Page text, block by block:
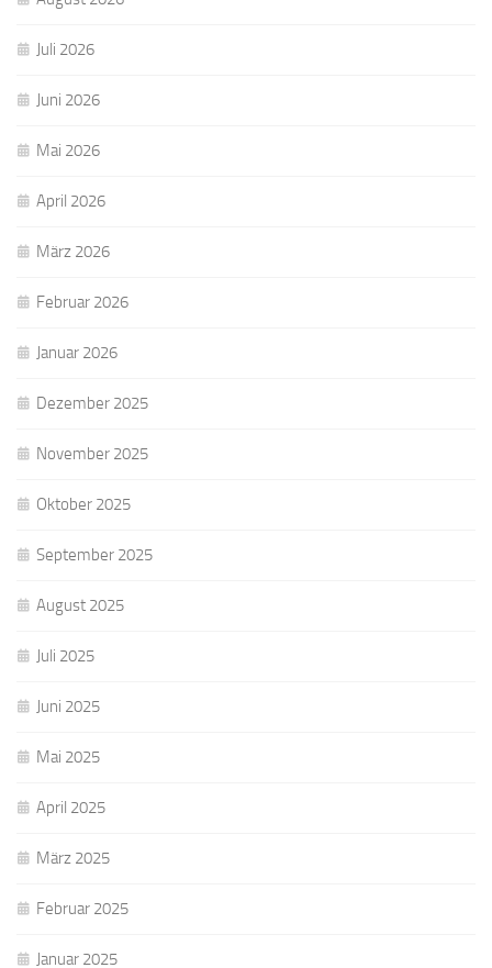
Juli 2026
Juni 2026
Mai 2026
April 2026
März 2026
Februar 2026
Januar 2026
Dezember 2025
November 2025
Oktober 2025
September 2025
August 2025
Juli 2025
Juni 2025
Mai 2025
April 2025
März 2025
Februar 2025
Januar 2025